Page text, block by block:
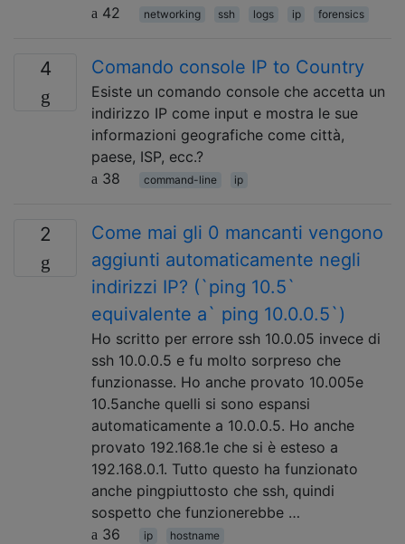
42 networking ssh logs ip forensics
4 Comando console IP to Country
Esiste un comando console che accetta un
indirizzo IP come input e mostra le sue
informazioni geografiche come città,
paese, ISP, ecc.?
38
command-line ip
2
Come mai gli 0 mancanti vengono
aggiunti automaticamente negli
indirizzi IP? (`ping 10.5`
equivalente a` ping 10.0.0.5`)
Ho scritto per errore ssh 10.0.05 invece di
ssh 10.0.0.5 e fu molto sorpreso che
funzionasse. Ho anche provato 10.005e
10.5anche quelli si sono espansi
automaticamente a 10.0.0.5. Ho anche
provato 192.168.1e che si è esteso a
192.168.0.1. Tutto questo ha funzionato
anche pingpiuttosto che ssh, quindi
sospetto che funzionerebbe …
36
ip hostname